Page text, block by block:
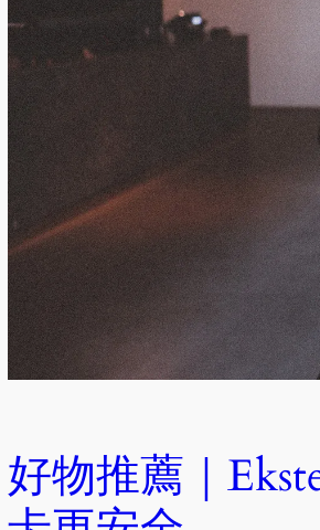
好物推薦｜